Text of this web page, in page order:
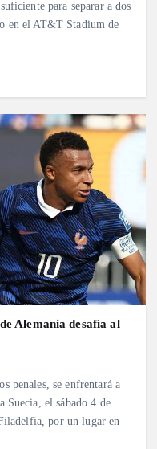
para separar a dos
en el AT&T Stadium de
Alemania desafía al
penales, se enfrentará a
Suecia, el sábado 4 de
por un lugar en